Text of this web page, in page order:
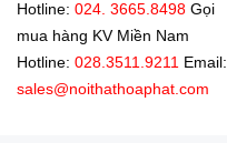
Hotline: 024. 3665.8498 Gọi
mua hàng KV Miền Nam
Hotline: 028.3511.9211 Email:
sales@noithathoaphat.com